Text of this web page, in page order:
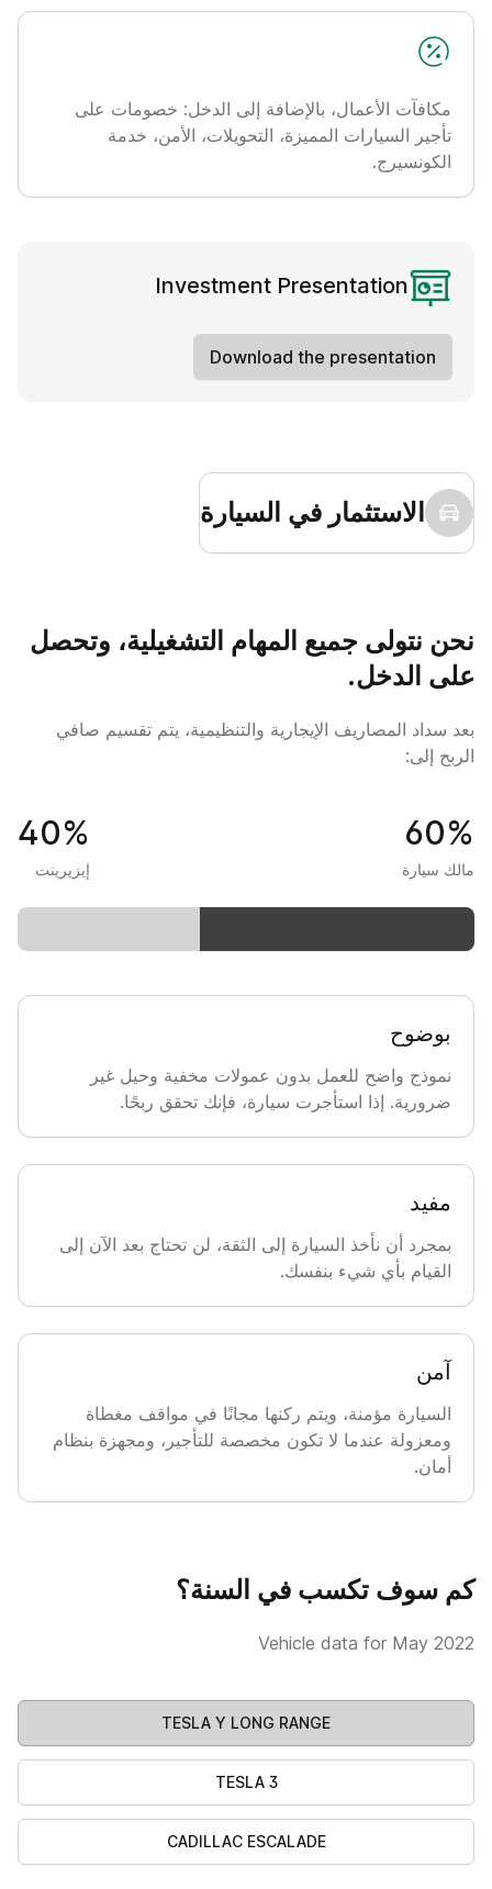
مكافآت الأعمال، بالإضافة إلى الدخل: خصومات على
تأجير السيارات المميزة، التحويلات، الأمن، خدمة
الكونسيرج.
Investment Presentation
Download the presentation
الاستثمار في السيارة
نحن نتولى جميع المهام التشغيلية، وتحصل
على الدخل.
بعد سداد المصاريف الإيجارية والتنظيمية، يتم تقسيم صافي
الربح إلى:
60%
مالك سيارة
40%
إيزيرينت
بوضوح
نموذج واضح للعمل بدون عمولات مخفية وحيل غير
ضرورية. إذا استأجرت سيارة، فإنك تحقق ربحًا.
مفيد
بمجرد أن نأخذ السيارة إلى الثقة، لن تحتاج بعد الآن إلى
القيام بأي شيء بنفسك.
آمن
السيارة مؤمنة، ويتم ركنها مجانًا في مواقف مغطاة
ومعزولة عندما لا تكون مخصصة للتأجير، ومجهزة بنظام
أمان.
كم سوف تكسب في السنة؟
Vehicle data for May 2022
TESLA Y LONG RANGE
TESLA 3
CADILLAC ESCALADE